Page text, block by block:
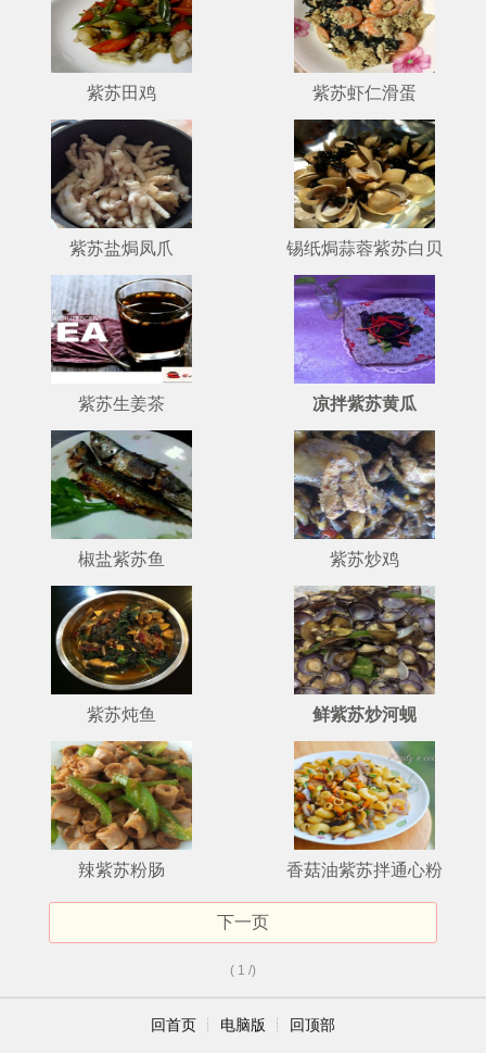
紫苏田鸡 紫苏虾仁滑蛋
紫苏盐焗凤爪 锡纸焗蒜蓉紫苏白贝
紫苏生姜茶 凉拌紫苏黄瓜
椒盐紫苏鱼 紫苏炒鸡
紫苏炖鱼 鲜紫苏炒河蚬
辣紫苏粉肠 香菇油紫苏拌通心粉
下一页
( 1 /)
回首页 ┊ 电脑版 ┊ 回顶部